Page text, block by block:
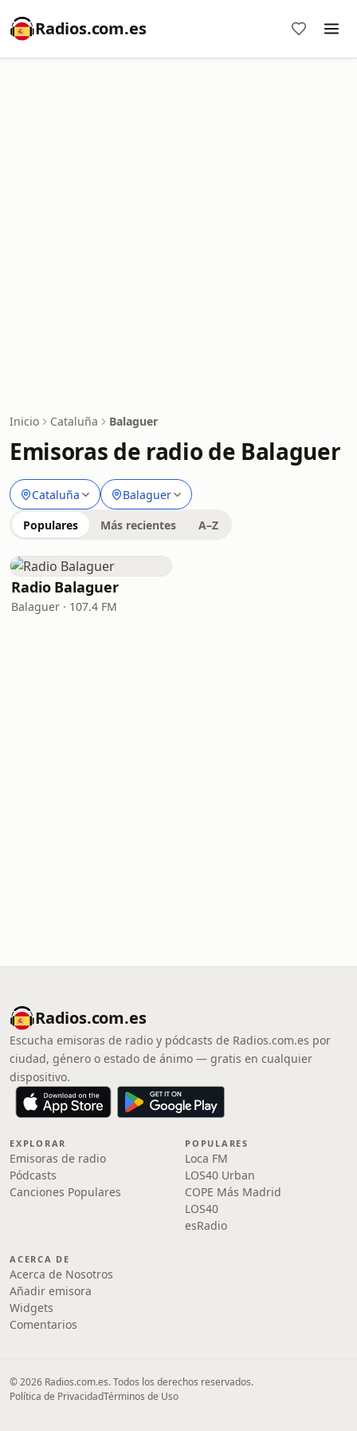
Radios.com.es
Inicio Cataluña Balaguer
Emisoras de radio de Balaguer
Cataluña Balaguer
Populares Más recientes A–Z
Radio Balaguer
Balaguer · 107.4 FM
Radios.com.es
Escucha emisoras de radio y pódcasts de Radios.com.es por
ciudad, género o estado de ánimo — gratis en cualquier
dispositivo.
EXPLORAR
Emisoras de radio
Pódcasts
Canciones Populares
POPULARES
Loca FM
LOS40 Urban
COPE Más Madrid
LOS40
esRadio
ACERCA DE
Acerca de Nosotros
Añadir emisora
Widgets
Comentarios
© 2026 Radios.com.es. Todos los derechos reservados.
Política de PrivacidadTérminos de Uso